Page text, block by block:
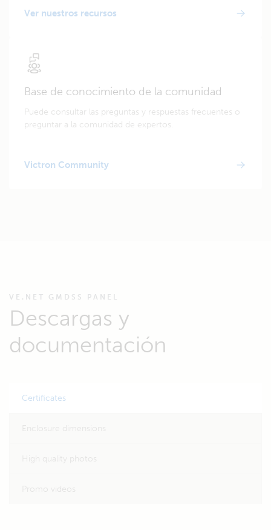
Ver nuestros recursos
Base de conocimiento de la comunidad
Puede consultar las preguntas y respuestas frecuentes o
preguntar a la comunidad de expertos.
Victron Community
VE.NET GMDSS PANEL
Descargas y
documentación
Certificates